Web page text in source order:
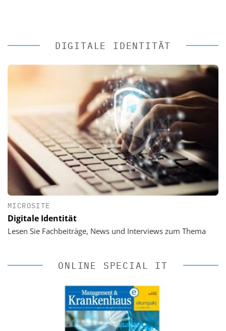
DIGITALE IDENTITÄT
MICROSITE
Digitale Identität
Lesen Sie Fachbeiträge, News und Interviews zum Thema
ONLINE SPECIAL IT